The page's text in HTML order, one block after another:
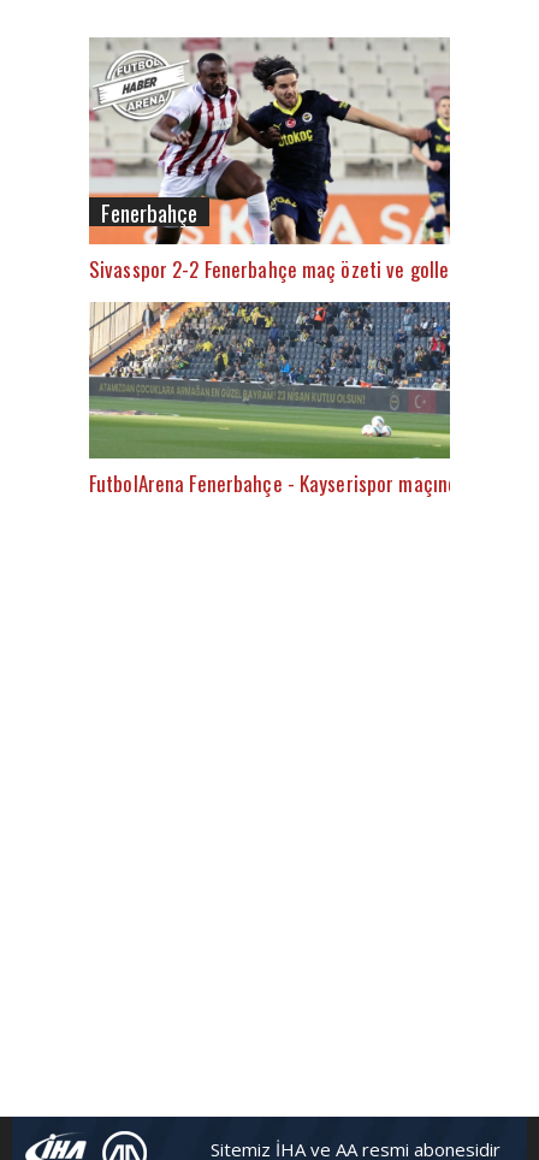
Fenerbahçe
Sivasspor 2-2 Fenerbahçe maç özeti ve golleri (İZLE)
FutbolArena Fenerbahçe - Kayserispor maçında
Sitemiz İHA ve AA resmi abonesidir